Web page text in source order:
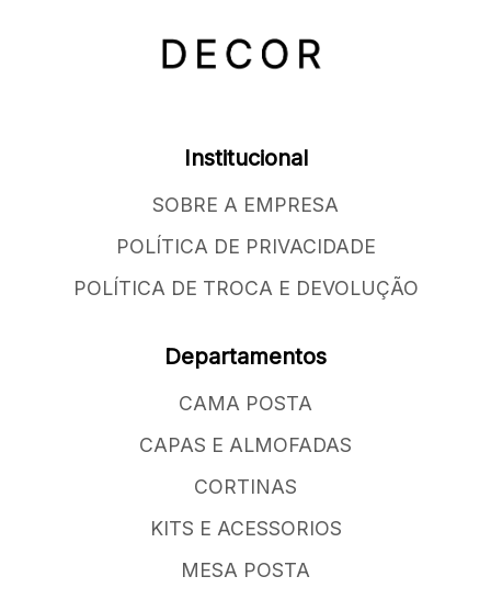
Institucional
SOBRE A EMPRESA
POLÍTICA DE PRIVACIDADE
POLÍTICA DE TROCA E DEVOLUÇÃO
Departamentos
CAMA POSTA
CAPAS E ALMOFADAS
CORTINAS
KITS E ACESSORIOS
MESA POSTA